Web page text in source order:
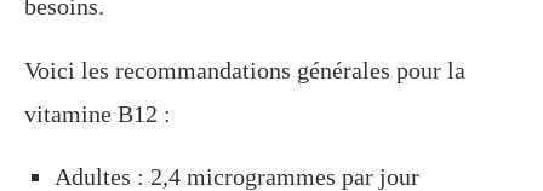
besoins.
Voici les recommandations générales pour la
vitamine B12 :
Adultes : 2,4 microgrammes par jour